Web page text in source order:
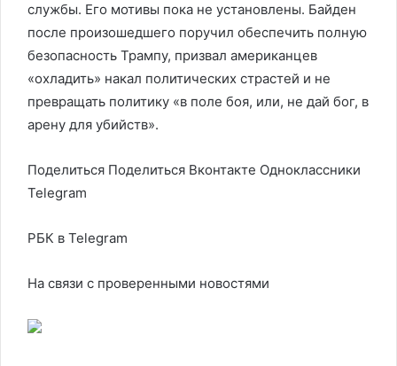
службы. Его мотивы пока не установлены. Байден
после произошедшего поручил обеспечить полную
безопасность Трампу, призвал американцев
«охладить» накал политических страстей и не
превращать политику «в поле боя, или, не дай бог, в
арену для убийств».
Поделиться Поделиться Вконтакте Одноклассники
Telegram
РБК в Telegram
На связи с проверенными новостями